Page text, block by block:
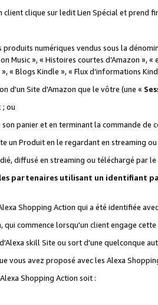
clique sur ledit Lien Spécial et prend
numériques vendus sous la
», « Histoires courtes d’Amazon »,
« Blogs Kindle », « Flux d’informations
d'un Site d'Amazon que le vôtre (une «
ou
panier et en terminant la commande de
Produit en le regardant en streaming
diffusé en streaming ou téléchargé par
partenaires utilisant un identifiant
Shopping Action qui a été identifiée
commence lorsqu'un client engage
skill Site ou sort d'une quelconque
vous avez proposé avec les Alexa
Shopping Action soit :